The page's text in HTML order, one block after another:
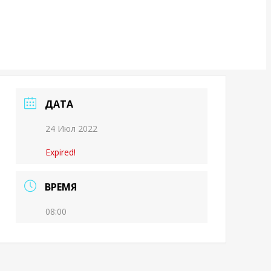
ДАТА
24 Июл 2022
Expired!
ВРЕМЯ
08:00